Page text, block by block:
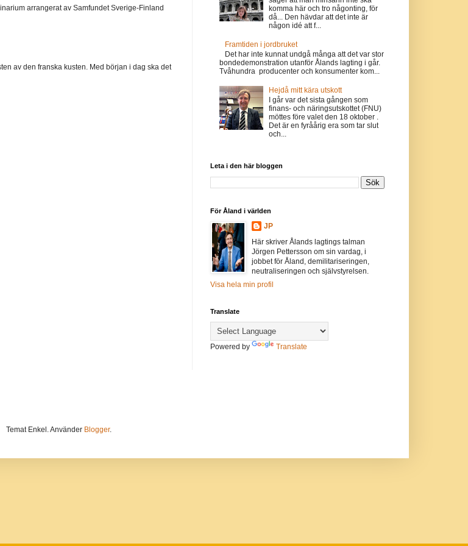
arrangerat av Samfundet Sverige-Finland
av den franska kusten. Med början i dag ska det
komma här och tro någonting, för
då... Den hävdar att det inte är
någon idé att f...
Framtiden i jordbruket
Det har inte kunnat undgå många att det var stor
bondedemonstration utanför Ålands lagting i går.
Tvåhundra producenter och konsumenter kom...
Hejdå mitt kära utskott
I går var det sista gången som
finans- och näringsutskottet (FNU)
möttes före valet den 18 oktober .
Det är en fyråårig era som tar slut
och...
Leta i den här bloggen
För Åland i världen
JP
Här skriver Ålands lagtings talman
Jörgen Pettersson om sin vardag, i
jobbet för Åland, demilitariseringen,
neutraliseringen och självstyrelsen.
Visa hela min profil
Translate
Powered by Translate
Temat Enkel. Använder Blogger.